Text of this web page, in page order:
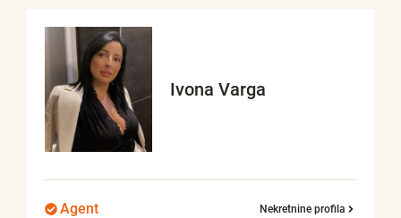
Ivona Varga
Agent Nekretnine profila